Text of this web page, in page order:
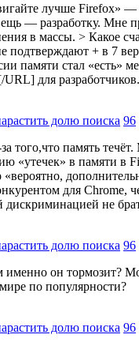
лучше Firefox» —
— разработку. Мне
в массы. > Какое
подтверждают + в 7
памяти стал «есть»
для
долю поиска 96
того,что память
«утечек» в памяти в
для
дискриминацией не
долю поиска 96
он тормозит?
по популярности?
долю поиска 96